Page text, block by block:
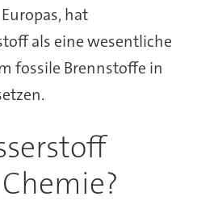
hat
als eine wesentliche
fossile Brennstoffe in